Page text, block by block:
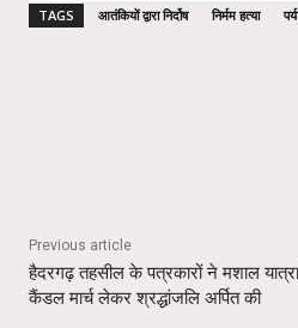
TAGS आतंकियों द्वारा निर्दोष निर्मम हत्या
Previous article
हैदरगढ़ तहसील के पत्रकारों ने मशाल
कैंडल मार्च लेकर श्रद्धांजलि अर्पित की